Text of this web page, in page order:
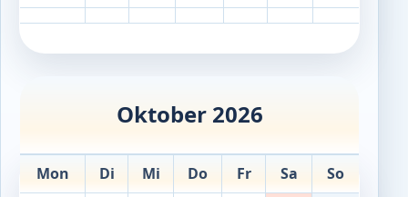
Oktober 2026
Mon Di Mi Do Fr Sa
So